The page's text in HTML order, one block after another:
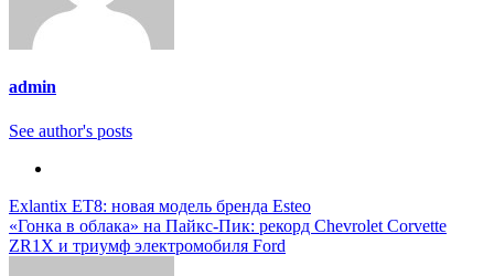
admin
See author's posts
Навигация
по
Exlantix ET8: новая модель бренда Esteo
«Гонка в облака» на Пайкс-Пик: рекорд Chevrolet Corvette
ZR1X и триумф электромобиля Ford